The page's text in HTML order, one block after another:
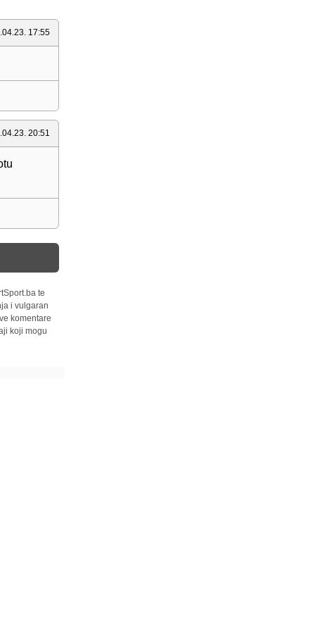
17:55
20:51
te
i vulgaran
komentare
koji mogu